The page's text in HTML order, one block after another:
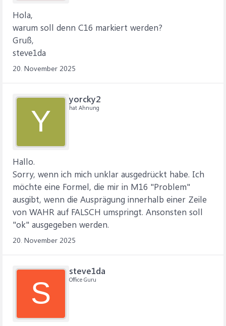
Hola,
warum soll denn C16 markiert werden?
Gruß,
steve1da
20. November 2025
Y
yorcky2
hat Ahnung
Hallo.
Sorry, wenn ich mich unklar ausgedrückt habe. Ich
möchte eine Formel, die mir in M16 "Problem"
ausgibt, wenn die Ausprägung innerhalb einer Zeile
von WAHR auf FALSCH umspringt. Ansonsten soll
"ok" ausgegeben werden.
20. November 2025
S
steve1da
Office Guru